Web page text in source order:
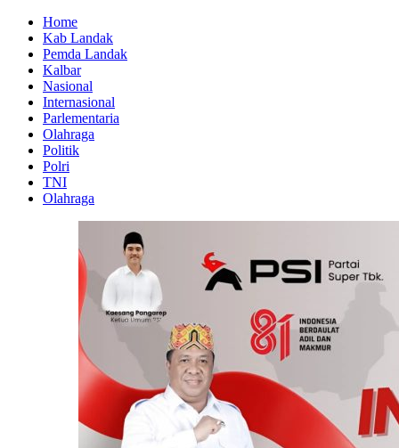
Home
Kab Landak
Pemda Landak
Kalbar
Nasional
Internasional
Parlementaria
Olahraga
Politik
Polri
TNI
Olahraga